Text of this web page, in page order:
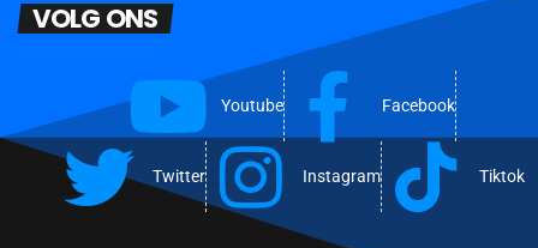
VOLG ONS
Youtube Facebook
Twitter Instagram Tiktok